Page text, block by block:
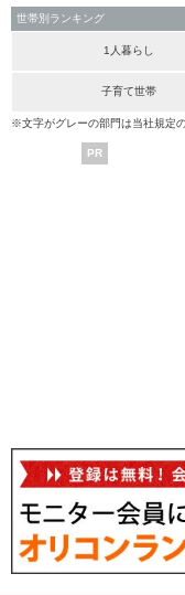
世帯別ランキング
1人暮らし
子育て世帯
※文字がグレーの部門は当社規定
PR